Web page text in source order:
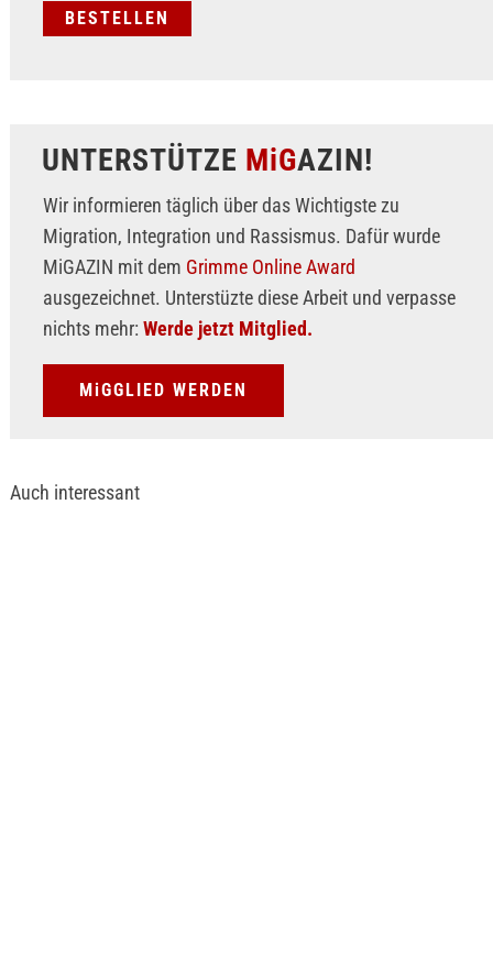
UNTERSTÜTZE MiGAZIN!
Wir informieren täglich über das Wichtigste zu
Migration, Integration und Rassismus. Dafür wurde
MiGAZIN mit dem Grimme Online Award
ausgezeichnet. Unterstüzte diese Arbeit und verpasse
nichts mehr: Werde jetzt Mitglied.
MiGGLIED WERDEN
Auch interessant